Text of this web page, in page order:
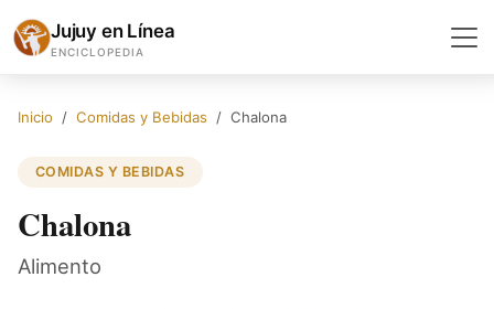
Jujuy en Línea
ENCICLOPEDIA
Inicio Comidas y Bebidas Chalona
COMIDAS Y BEBIDAS
Chalona
Alimento